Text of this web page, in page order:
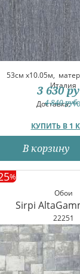
53см x10.05м,
Италия
Доставка:
КУПИТЬ В 1
4 840руб.
3 630
В корзину
Обои
Sirpi
22251
%